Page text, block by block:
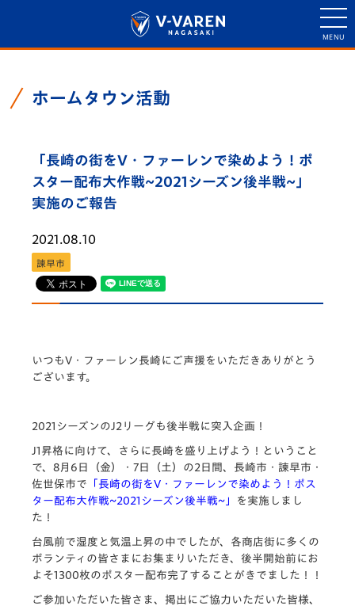
ホームタウン活動
「長崎の街をV・ファーレンで染めよう！ポ
スター配布大作戦~2021シーズン後半戦~」
実施のご報告
2021.08.10
諫早市
いつもV・ファーレン長崎にご声援をいただきありがとう
ございます。
2021シーズンのJ2リーグも後半戦に突入企画！
J1昇格に向けて、さらに長崎を盛り上げよう！ということ
で、8月6日（金）・7日（土）の2日間、長崎市・諫早市・
佐世保市で 「長崎の街をV・ファーレンで染めよう！ポス
ター配布大作戦~2021シーズン後半戦~」
を実施しまし
た！
台風前で湿度と気温上昇の中でしたが、各商店街に多くの
ボランティの皆さまにお集まりいただき、後半開始前にお
よそ1300枚のポスター配布完了することがきでました！！
ご参加いただいた皆さま、掲出にご協力いただいた皆様、